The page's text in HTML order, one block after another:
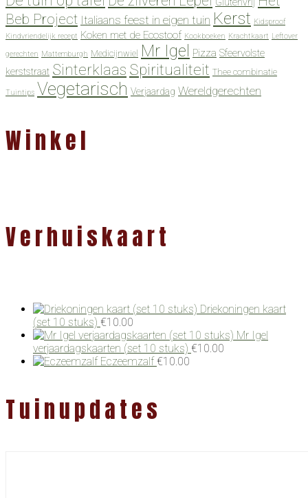
Beb Project Italiaans feest in eigen tuin Kerst Kidsproof
Kindvriendelijk recept Koken met de Ecostoof Kookboeken Krachtkaart Leftover
gerechten Mattemburgh Medicijnwiel Mr Igel Pizza Sfeervolste
kerststraat Sinterklaas Spiritualiteit Thee combinatie
Tuintips Vegetarisch Verjaardag Wereldgerechten
Winkel
Verhuiskaart
Driekoningen kaart
(set 10 stuks) €10.00
Mr Igel
verjaardagskaarten (set 10 stuks) €10.00
Eczeemzalf €10.00
Tuinupdates